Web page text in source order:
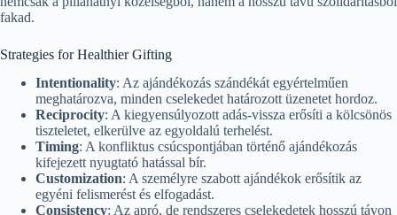
fakad.
Strategies for Healthier Gifting
Intentionality: Az ajándékozás szándékát egyértelműen
meghatározva, minden cselekedet határozott üzenetet hordoz.
Reciprocity: A kiegyensúlyozott adás-vissza erősíti a kölcsönös
tiszteletet, elkerülve az egyoldalú terhelést.
Timing: A konfliktus csúcspontjában történő ajándékozás
kifejezett nyugtató hatással bír.
Customization: A személyre szabott ajándékok erősítik az
egyéni felismerést és elfogadást.
Consistency: Az apró, de rendszeres cselekedetek hosszú távon